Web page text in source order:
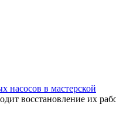
насосов в мастерской
восстановление их